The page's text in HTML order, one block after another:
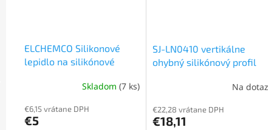
ELCHEMCO Silikonové
lepidlo na silikónové
porcelán, smalt, nerez
Skladom (7 ks)
€6,15 vrátane DPH
€5
SJ-LN0410 vertikálne
ohybný silikónový profil
Na dotaz
€22,28 vrátane DPH
€18,11